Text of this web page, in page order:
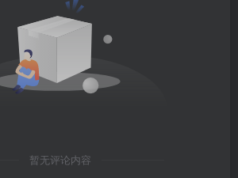
暂无评论内容